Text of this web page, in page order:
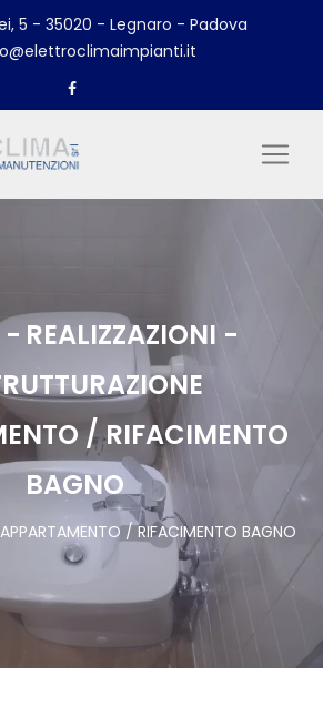
5 - 35020 - Legnaro - Padova
REALIZZAZIONI
/ RIFACIMENTO
BAGNO
/ RIFACIMENTO BAGNO